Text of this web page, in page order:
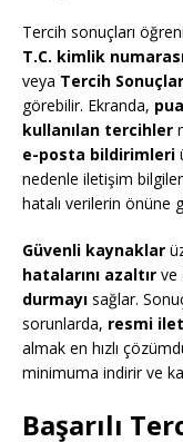
Tercih sonuçları
T.C. kimlik
veya Tercih
görebilir. Ekranda,
kullanılan tercihler
e-posta bildirimleri
nedenle iletişim
hatalı verilerin önüne
Güvenli kaynaklar
hatalarını azaltır ve
durmayı sağlar.
sorunlarda, resmi
almak en hızlı
minimuma indirir ve
Başarılı